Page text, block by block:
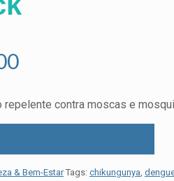
repelente contra moscas e
& Bem-Estar Tags: chikungunya,